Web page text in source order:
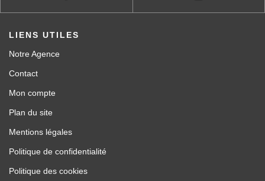
LIENS UTILES
Notre Agence
Contact
Mon compte
Plan du site
Mentions légales
Politique de confidentialité
Politique des cookies